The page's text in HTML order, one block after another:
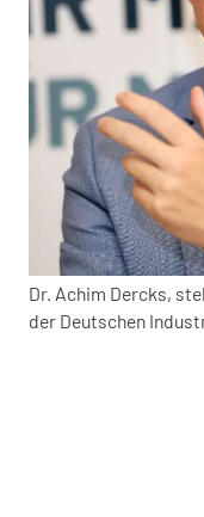
Dr. Achim Dercks,
der Deutschen